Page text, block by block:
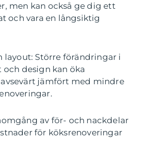
men kan också ge dig ett
och vara en långsiktig
layout: Större förändringar i
och design kan öka
jämfört med mindre
av för- och nackdelar
för köksrenoveringar